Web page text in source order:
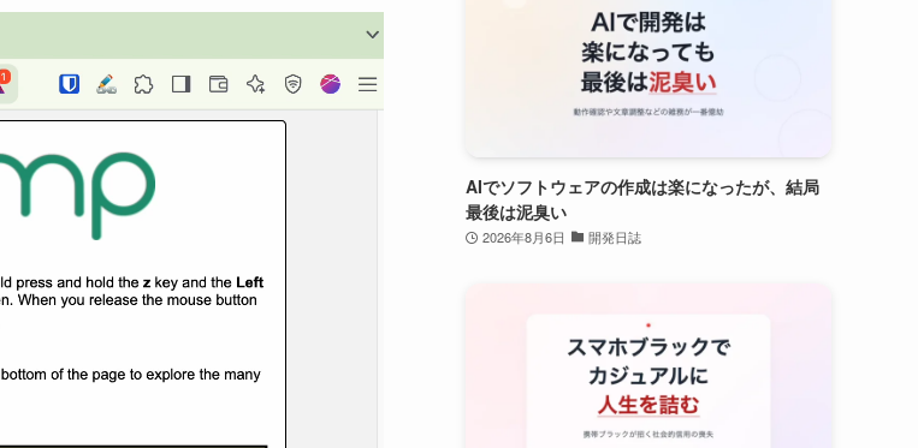
AIでソフトウェアの作成は楽になったが、結局
最後は泥臭い
2026年8月6日 開発日誌